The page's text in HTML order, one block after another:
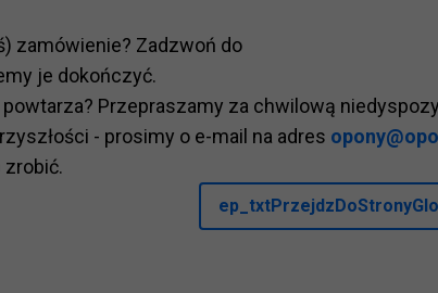
zamówienie? Zadzwoń do
je dokończyć.
Przepraszamy za chwilową
- prosimy o e-mail na adres
zrobić.